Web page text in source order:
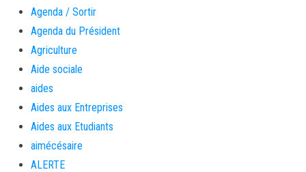
Agenda / Sortir
Agenda du Président
Agriculture
Aide sociale
aides
Aides aux Entreprises
Aides aux Etudiants
aimécésaire
ALERTE